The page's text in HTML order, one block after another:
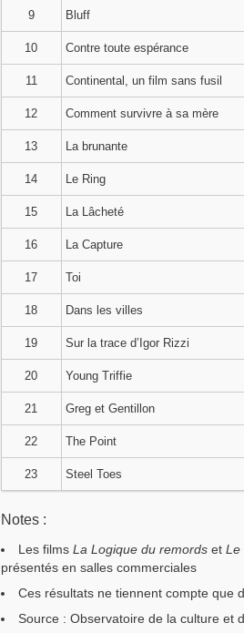
9 Bluff
10 Contre toute espérance
11 Continental, un film sans fusil
12 Comment survivre à sa mère
13 La brunante
14 Le Ring
15 La Lâcheté
16 La Capture
17 Toi
18 Dans les villes
19 Sur la trace d’Igor Rizzi
20 Young Triffie
21 Greg et Gentillon
22 The Point
23 Steel Toes
Notes :
Les films La Logique du remordset Le
présentés en salles commerciales
Ces résultats ne tiennent compte que
Source : Observatoire de la culture et